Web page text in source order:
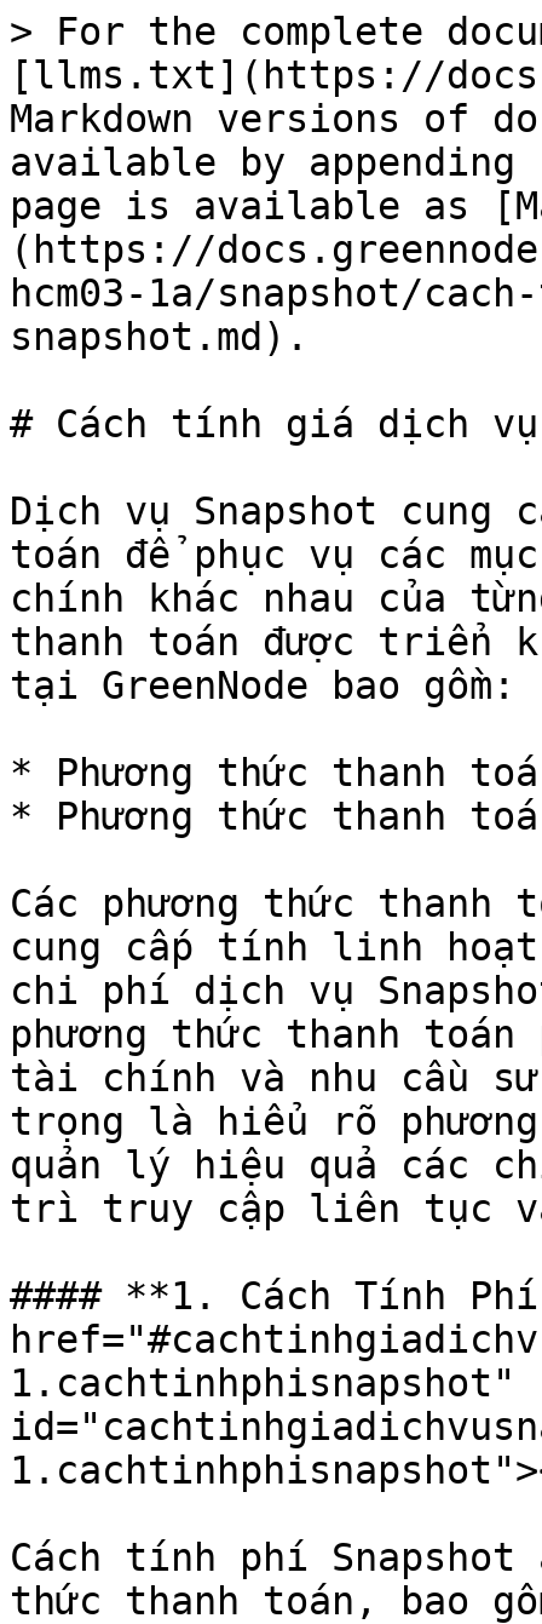
> For the complete
[llms.txt](https://
Markdown versions of
available by
page is available as
(https://
hcm03-1a/snapshot/
snapshot.md).
# Cách tính giá dịch vụ
Dịch vụ Snapshot cung
toán để phục vụ các
chính khác nhau của
thanh toán được triển
tại GreenNode bao gồm:
* Phương thức thanh
* Phương thức thanh
Các phương thức
cung cấp tính linh
chi phí dịch vụ
phương thức thanh
tài chính và nhu cầu
trọng là hiểu rõ
quản lý hiệu quả các
trì truy cập liên tục
#### **1. Cách Tính
1.cachtinhphisnapshot"
Cách tính phí Snapshot
thức thanh toán, bao